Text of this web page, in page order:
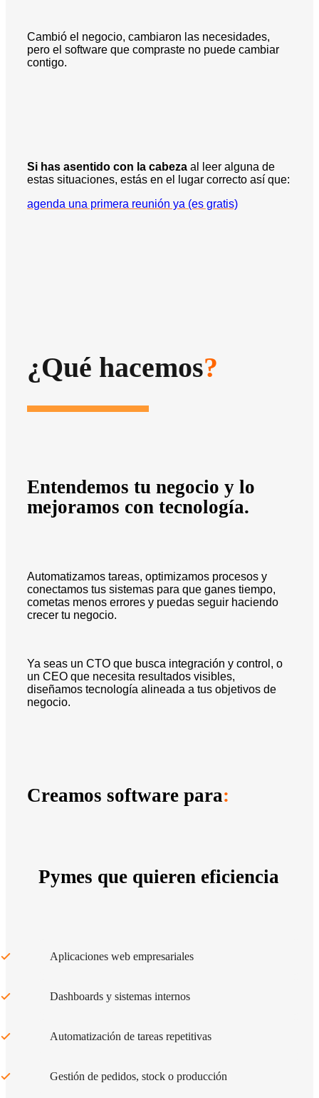
Cambió el negocio, cambiaron las necesidades,
pero el software que compraste no puede cambiar
contigo.
Si has asentido con la cabeza al leer alguna de
estas situaciones, estás en el lugar correcto así que:
agenda una primera reunión ya (es gratis)
¿Qué hacemos?
Entendemos tu negocio y lo
mejoramos con tecnología.
Automatizamos tareas, optimizamos procesos y
conectamos tus sistemas para que ganes tiempo,
cometas menos errores y puedas seguir haciendo
crecer tu negocio.
Ya seas un CTO que busca integración y control, o
un CEO que necesita resultados visibles,
diseñamos tecnología alineada a tus objetivos de
negocio.
Creamos software para:
Pymes que quieren eficiencia
Aplicaciones web empresariales
Dashboards y sistemas internos
Automatización de tareas repetitivas
Gestión de pedidos, stock o producción